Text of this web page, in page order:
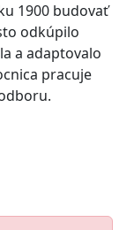
1900 budovať
odkúpilo
a adaptovalo
pracuje